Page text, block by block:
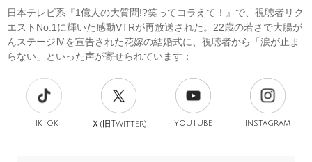
日本テレビ系『1億人の大質問!?笑ってコラえて！』で、視聴者リク
エストNo.1に輝いた感動VTRが再放送された。22歳の若さで大腸が
んステージⅣを宣告された花嫁の結婚式に、視聴者から「涙が止ま
らない」といった声が寄せられています；
TikTok Ｘ(旧Twitter) YouTube Instagram